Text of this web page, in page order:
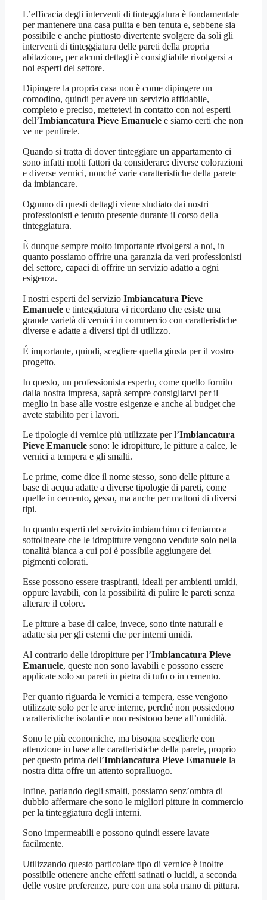
L’efficacia degli interventi di tinteggiatura è fondamentale
per mantenere una casa pulita e ben tenuta e, sebbene sia
possibile e anche piuttosto divertente svolgere da soli gli
interventi di tinteggiatura delle pareti della propria
abitazione, per alcuni dettagli è consigliabile rivolgersi a
noi esperti del settore.
Dipingere la propria casa non è come dipingere un
comodino, quindi per avere un servizio affidabile,
completo e preciso, mettetevi in contatto con noi esperti
dell’Imbiancatura Pieve Emanuele e siamo certi che non
ve ne pentirete.
Quando si tratta di dover tinteggiare un appartamento ci
sono infatti molti fattori da considerare: diverse colorazioni
e diverse vernici, nonché varie caratteristiche della parete
da imbiancare.
Ognuno di questi dettagli viene studiato dai nostri
professionisti e tenuto presente durante il corso della
tinteggiatura.
È dunque sempre molto importante rivolgersi a noi, in
quanto possiamo offrire una garanzia da veri professionisti
del settore, capaci di offrire un servizio adatto a ogni
esigenza.
I nostri esperti del servizio Imbiancatura Pieve
Emanuele e tinteggiatura vi ricordano che esiste una
grande varietà di vernici in commercio con caratteristiche
diverse e adatte a diversi tipi di utilizzo.
É importante, quindi, scegliere quella giusta per il vostro
progetto.
In questo, un professionista esperto, come quello fornito
dalla nostra impresa, saprà sempre consigliarvi per il
meglio in base alle vostre esigenze e anche al budget che
avete stabilito per i lavori.
Le tipologie di vernice più utilizzate per l’Imbiancatura
Pieve Emanuele sono: le idropitture, le pitture a calce, le
vernici a tempera e gli smalti.
Le prime, come dice il nome stesso, sono delle pitture a
base di acqua adatte a diverse tipologie di pareti, come
quelle in cemento, gesso, ma anche per mattoni di diversi
tipi.
In quanto esperti del servizio imbianchino ci teniamo a
sottolineare che le idropitture vengono vendute solo nella
tonalità bianca a cui poi è possibile aggiungere dei
pigmenti colorati.
Esse possono essere traspiranti, ideali per ambienti umidi,
oppure lavabili, con la possibilità di pulire le pareti senza
alterare il colore.
Le pitture a base di calce, invece, sono tinte naturali e
adatte sia per gli esterni che per interni umidi.
Al contrario delle idropitture per l’Imbiancatura Pieve
Emanuele, queste non sono lavabili e possono essere
applicate solo su pareti in pietra di tufo o in cemento.
Per quanto riguarda le vernici a tempera, esse vengono
utilizzate solo per le aree interne, perché non possiedono
caratteristiche isolanti e non resistono bene all’umidità.
Sono le più economiche, ma bisogna sceglierle con
attenzione in base alle caratteristiche della parete, proprio
per questo prima dell’Imbiancatura Pieve Emanuele la
nostra ditta offre un attento sopralluogo.
Infine, parlando degli smalti, possiamo senz’ombra di
dubbio affermare che sono le migliori pitture in commercio
per la tinteggiatura degli interni.
Sono impermeabili e possono quindi essere lavate
facilmente.
Utilizzando questo particolare tipo di vernice è inoltre
possibile ottenere anche effetti satinati o lucidi, a seconda
delle vostre preferenze, pure con una sola mano di pittura.